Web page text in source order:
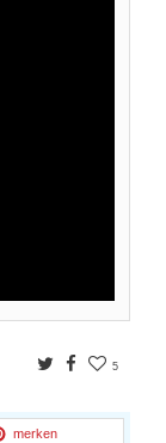
TwitterFacebook
5
merken